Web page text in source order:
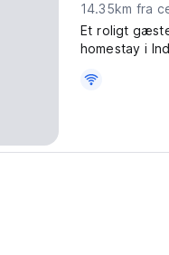
14.35km
Et roligt
homestay i